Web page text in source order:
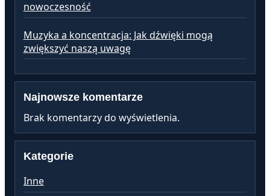
nowoczesność
Muzyka a koncentracja: Jak dźwięki mogą
zwiększyć naszą uwagę
Najnowsze komentarze
Brak komentarzy do wyświetlenia.
Kategorie
Inne